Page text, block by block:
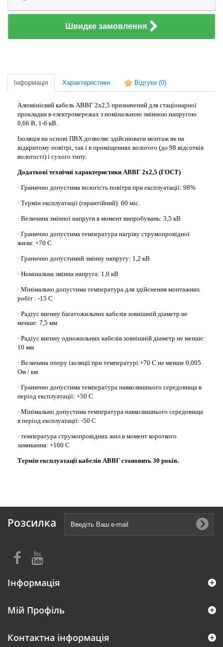
Швидке замовлення
Інформація Характеристики Відгуки (0)
Алюмінієвий кабель АВВГ 2х2,5 призначений для стаціонарної
прокладки в електромережах з номінальною змінною напругою
0,66 В, 1-6 кВ.
Ізоляція на основі ПВХ дозволяє здійснювати монтаж як на
відкритому повітрі, так і в приміщеннях вологого (до 98 відсотків
вологості) і сухого типу.
Додаткові технічні характеристики АВВГ 2х2,5 (ГОСТ)
· Гранично допустима вологість повітря при експлуатації: 98%
· Термін експлуатації (гарантійний): 60 міс.
· Величина змінної напруги в момент випробувань: 3,5 кВ
· Гранично допустима температура нагріву струмопровідної
жили: +70 С
· Гранично допустимий змінну напругу: 1,2 кВ
· Номінальна змінна напруга: 1,0 кВ
· Мінімально допустима температура для здійснення монтажних
робіт : -15 С
· Радіус вигину багатожильних кабелів зовнішній діаметр не
менше: 7,5 мм
· Радіус вигину одножильних кабелів зовнішній діаметр не менше:
10 мм
· Величина опору ізоляції при температурі +70 С не менше 0,005
Ом / км
· Гранично допустима температура навколишнього середовища в
період експлуатації: +50 С
· Мінімально допустима температура навколишнього середовища
в період експлуатації: -50 С
· температура струмопровідних жил в момент короткого
замикання: +160 С
Термін експлуатації кабелів АВВГ становить 30 років.
Розсилка
Інформація
Мій Профіль
Контактна інформація